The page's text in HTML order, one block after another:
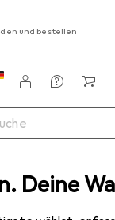
Deine
und bestellen
MSL